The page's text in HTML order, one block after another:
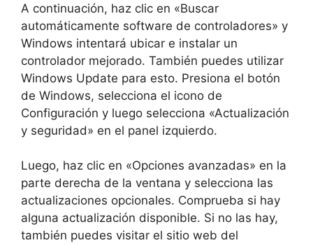
A continuación, haz clic en «Buscar
automáticamente software de controladores» y
Windows intentará ubicar e instalar un
controlador mejorado. También puedes utilizar
Windows Update para esto. Presiona el botón
de Windows, selecciona el icono de
Configuración y luego selecciona «Actualización
y seguridad» en el panel izquierdo.
Luego, haz clic en «Opciones avanzadas» en la
parte derecha de la ventana y selecciona las
actualizaciones opcionales. Comprueba si hay
alguna actualización disponible. Si no las hay,
también puedes visitar el sitio web del